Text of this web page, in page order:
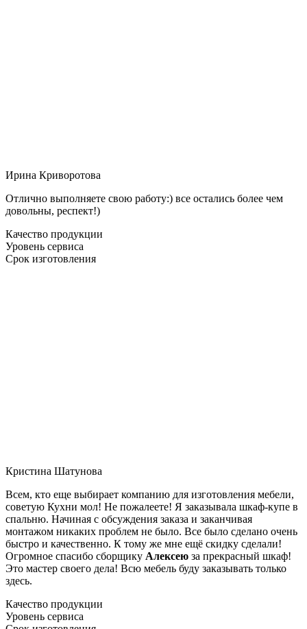
Ирина Криворотова
Отлично выполняете свою работу:) все остались более чем
довольны, респект!)
Качество продукции
Уровень сервиса
Срок изготовления
Кристина Шатунова
Всем, кто еще выбирает компанию для изготовления мебели,
советую Кухни мол! Не пожалеете! Я заказывала шкаф-купе в
спальню. Начиная с обсуждения заказа и заканчивая
монтажом никаких проблем не было. Все было сделано очень
быстро и качественно. К тому же мне ещё скидку сделали!
Огромное спасибо сборщику Алексею за прекрасный шкаф!
Это мастер своего дела! Всю мебель буду заказывать только
здесь.
Качество продукции
Уровень сервиса